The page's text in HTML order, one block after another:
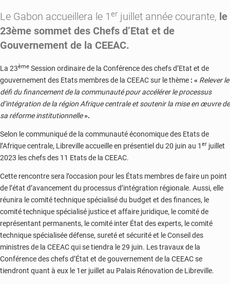
Le Gabon accueillera le 1 er juillet année courante, le
23ème sommet des Chefs d’Etat et de
Gouvernement de la CEEAC.
La 23ème Session ordinaire de la Conférence des chefs d’Etat et de
gouvernement des Etats membres de la CEEAC sur le thème : « Relever le
défi du financement de la communauté pour accélérer le processus
d’intégration de la région Afrique centrale et soutenir la mise en œuvre de
sa réforme institutionnelle».
Selon le communiqué de la communauté économique des Etats de
l’Afrique centrale, Libreville accueille en présentiel du 20 juin au 1 er juillet
2023 les chefs des 11 Etats de la CEEAC.
Cette rencontre sera l’occasion pour les États membres de faire un point
de l’état d’avancement du processus d’intégration régionale. Aussi, elle
réunira le comité technique spécialisé du budget et des finances, le
comité technique spécialisé justice et affaire juridique, le comité de
représentant permanents, le comité inter État des experts, le comité
technique spécialisée défense, sureté et sécurité et le Conseil des
ministres de la CEEAC qui se tiendra le 29 juin. Les travaux de la
Conférence des chefs d’État et de gouvernement de la CEEAC se
tiendront quant à eux le 1er juillet au Palais Rénovation de Libreville.